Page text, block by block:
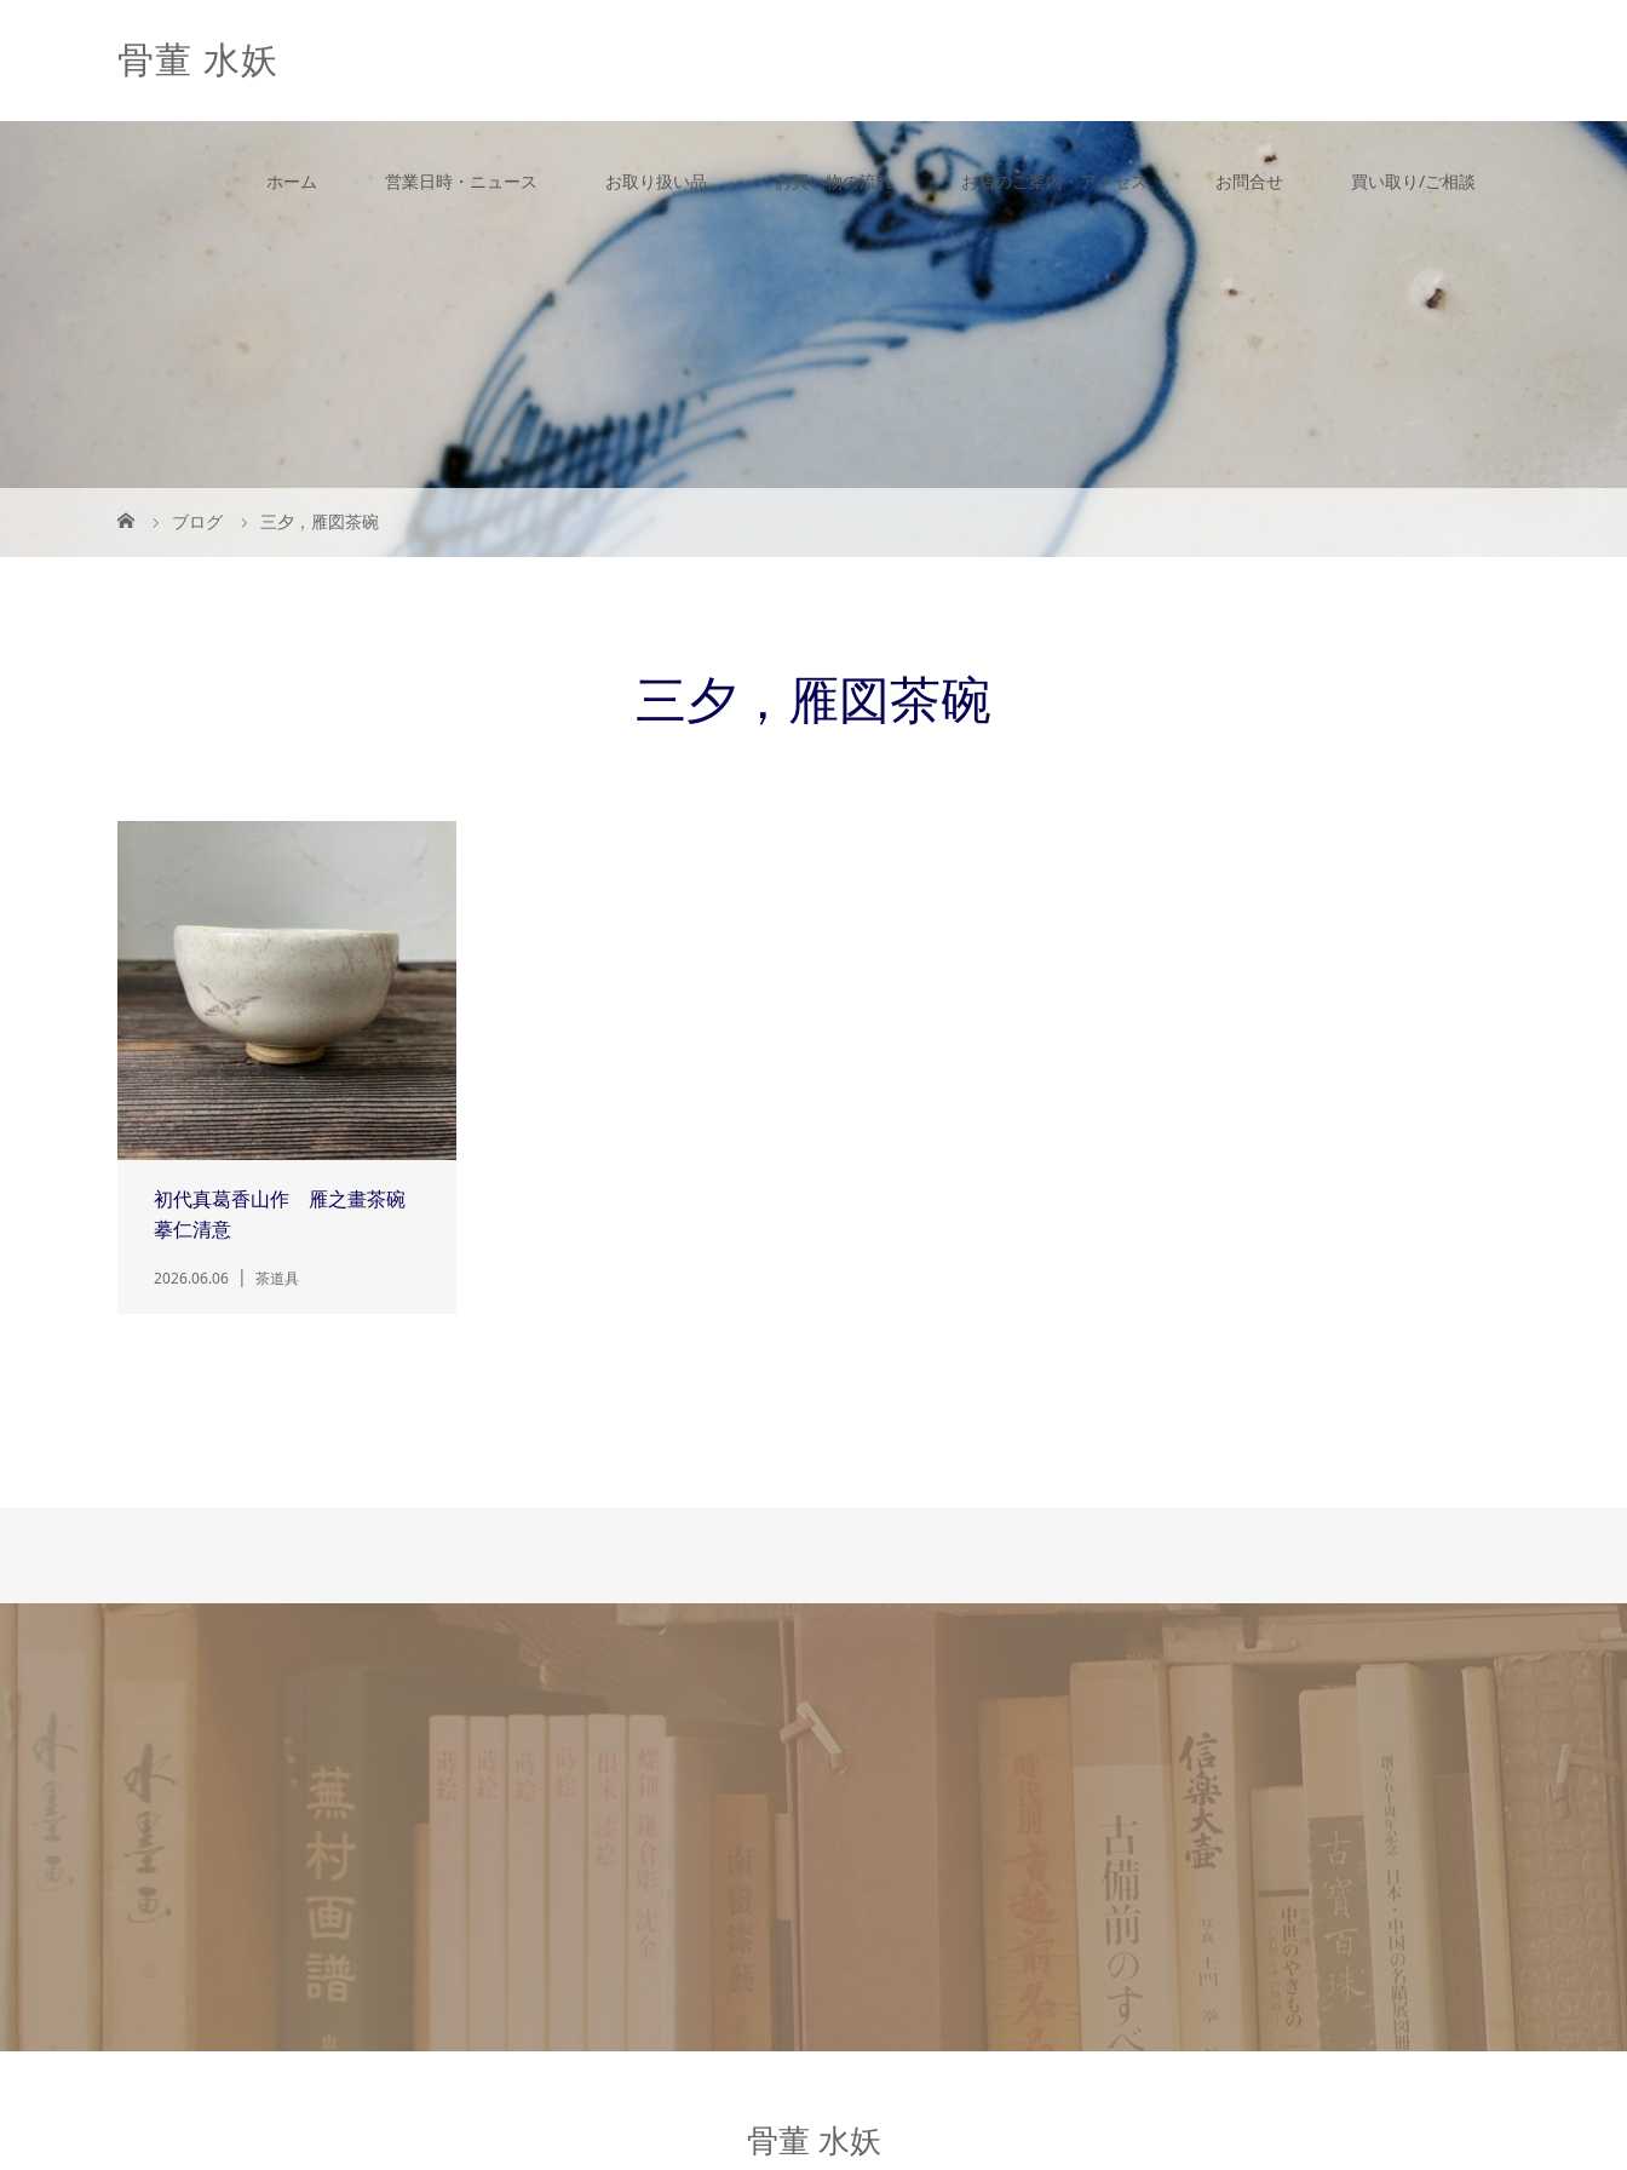
骨董 水妖
ホーム 営業日時・ニュース お取り扱い品 お買い物の流れ お店のご案内・アクセス お問合せ 買い取り/ご相談
ブログ 三夕，雁図茶碗
三夕，雁図茶碗
初代真葛香山作 雁之畫茶碗
摹仁清意
2026.06.06 茶道具
骨董 水妖